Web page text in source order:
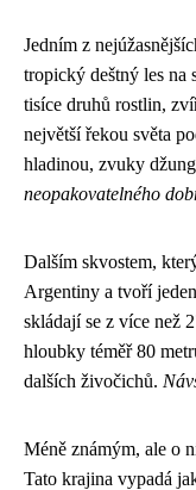
Jedním z
tropický deštný les na
tisíce druhů rostlin,
největší řekou světa
hladinou, zvuky
neopakovatelného
Dalším skvostem,
Argentiny a tvoří
skládají se z více než
hloubky téměř 80
dalších živočichů.
Méně známým, ale o
Tato krajina vypadá